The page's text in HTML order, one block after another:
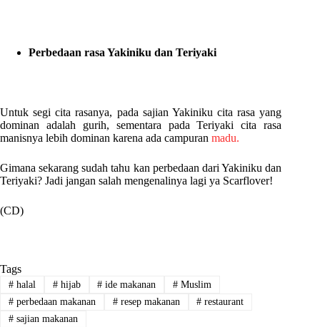
Perbedaan rasa Yakiniku dan Teriyaki
Untuk segi cita rasanya, pada sajian Yakiniku cita rasa yang
dominan adalah gurih, sementara pada Teriyaki cita rasa
manisnya lebih dominan karena ada campuran madu.
Gimana sekarang sudah tahu kan perbedaan dari Yakiniku dan
Teriyaki? Jadi jangan salah mengenalinya lagi ya Scarflover!
(CD)
Tags
#halal #hijab # ide makanan # Muslim
#perbedaan makanan #resep makanan # restaurant
#sajian makanan